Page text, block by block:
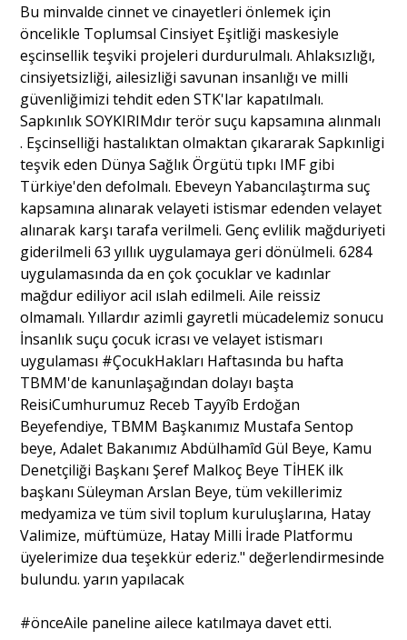
Bu minvalde cinnet ve cinayetleri önlemek için
öncelikle Toplumsal Cinsiyet Eşitliği maskesiyle
eşcinsellik teşviki projeleri durdurulmalı. Ahlaksızlığı,
cinsiyetsizliği, ailesizliği savunan insanlığı ve milli
güvenliğimizi tehdit eden STK'lar kapatılmalı.
Sapkınlık SOYKIRIMdır terör suçu kapsamına alınmalı
. Eşcinselliği hastalıktan olmaktan çıkararak Sapkınligi
teşvik eden Dünya Sağlık Örgütü tıpkı IMF gibi
Türkiye'den defolmalı. Ebeveyn Yabancılaştırma suç
kapsamına alınarak velayeti istismar edenden velayet
alınarak karşı tarafa verilmeli. Genç evlilik mağduriyeti
giderilmeli 63 yıllık uygulamaya geri dönülmeli. 6284
uygulamasında da en çok çocuklar ve kadınlar
mağdur ediliyor acil ıslah edilmeli. Aile reissiz
olmamalı. Yıllardır azimli gayretli mücadelemiz sonucu
İnsanlık suçu çocuk icrası ve velayet istismarı
uygulaması #ÇocukHakları Haftasında bu hafta
TBMM'de kanunlaşağından dolayı başta
ReisiCumhurumuz Receb Tayyîb Erdoğan
Beyefendiye, TBMM Başkanımız Mustafa Sentop
beye, Adalet Bakanımız Abdülhamîd Gül Beye, Kamu
Denetçiliği Başkanı Şeref Malkoç Beye TİHEK ilk
başkanı Süleyman Arslan Beye, tüm vekillerimiz
medyamiza ve tüm sivil toplum kuruluşlarına, Hatay
Valimize, müftümüze, Hatay Milli İrade Platformu
üyelerimize dua teşekkür ederiz." değerlendirmesinde
bulundu. yarın yapılacak
#önceAile paneline ailece katılmaya davet etti.